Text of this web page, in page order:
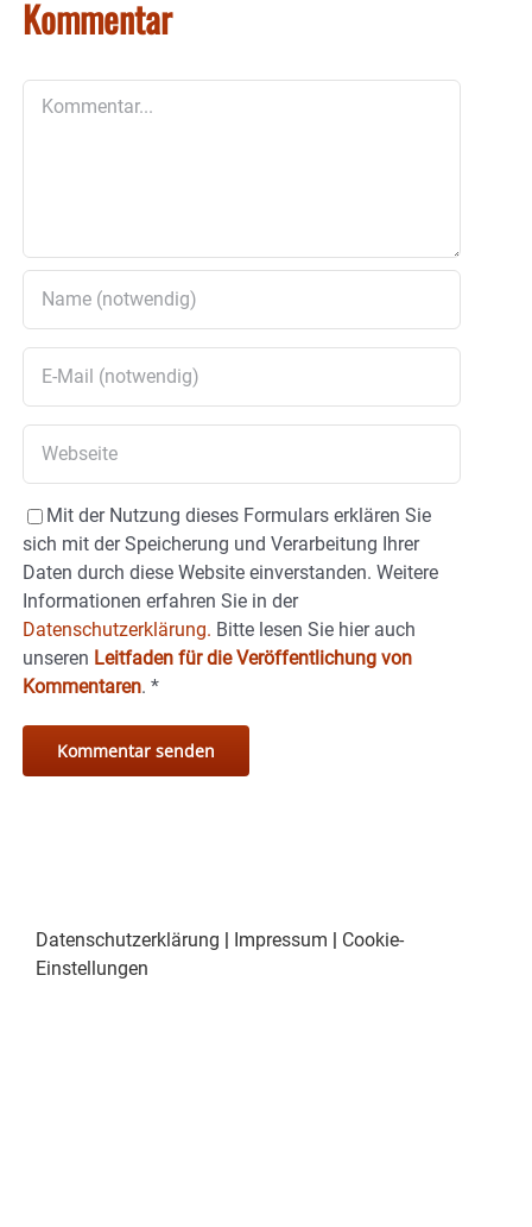
Kommentar
Mit der Nutzung dieses Formulars erklären Sie
sich mit der Speicherung und Verarbeitung Ihrer
Daten durch diese Website einverstanden. Weitere
Informationen erfahren Sie in der
Datenschutzerklärung. Bitte lesen Sie hier auch
unseren Leitfaden für die Veröffentlichung von
Kommentaren. *
Datenschutzerklärung | Impressum | Cookie-
Einstellungen